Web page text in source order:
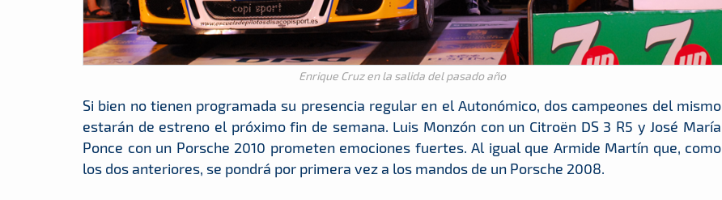
Enrique Cruz en la salida del pasado año
Si bien no tienen programada su presencia regular en el Autonómico, dos campeones del mismo
estarán de estreno el próximo fin de semana. Luis Monzón con un Citroën DS 3 R5 y José María
Ponce con un Porsche 2010 prometen emociones fuertes. Al igual que Armide Martín que, como
los dos anteriores, se pondrá por primera vez a los mandos de un Porsche 2008.